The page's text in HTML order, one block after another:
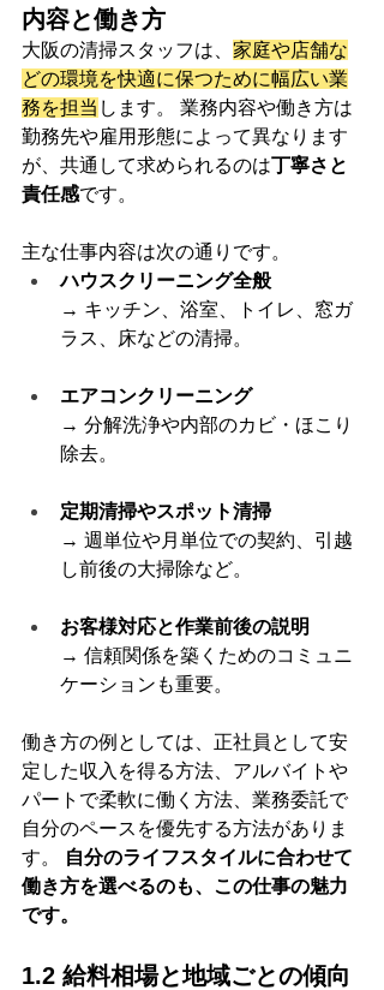
内容と働き方
大阪の清掃スタッフは、 家庭や店舗な
どの環境を快適に保つために幅広い業
務を担当 します。 業務内容や働き方は
勤務先や雇用形態によって異なります
が、共通して求められるのは丁寧さと
責任感です。
主な仕事内容は次の通りです。
ハウスクリーニング全般
→ キッチン、浴室、トイレ、窓ガ
ラス、床などの清掃。
エアコンクリーニング
→ 分解洗浄や内部のカビ・ほこり
除去。
定期清掃やスポット清掃
→ 週単位や月単位での契約、引越
し前後の大掃除など。
お客様対応と作業前後の説明
→ 信頼関係を築くためのコミュニ
ケーションも重要。
働き方の例としては、正社員として安
定した収入を得る方法、アルバイトや
パートで柔軟に働く方法、業務委託で
自分のペースを優先する方法がありま
す。
自分のライフスタイルに合わせて
働き方を選べるのも、この仕事の魅力
です。
1.2 給料相場と地域ごとの傾向